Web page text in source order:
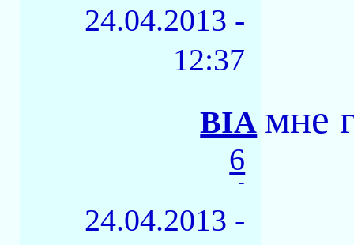
24.04.2013 -
12:37
BIA
6
-
24.04.2013 -
мне